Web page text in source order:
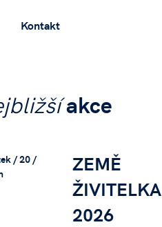
Kontakt
akce
/ 20 /
ZEMĚ
ŽIVITELKA
2026